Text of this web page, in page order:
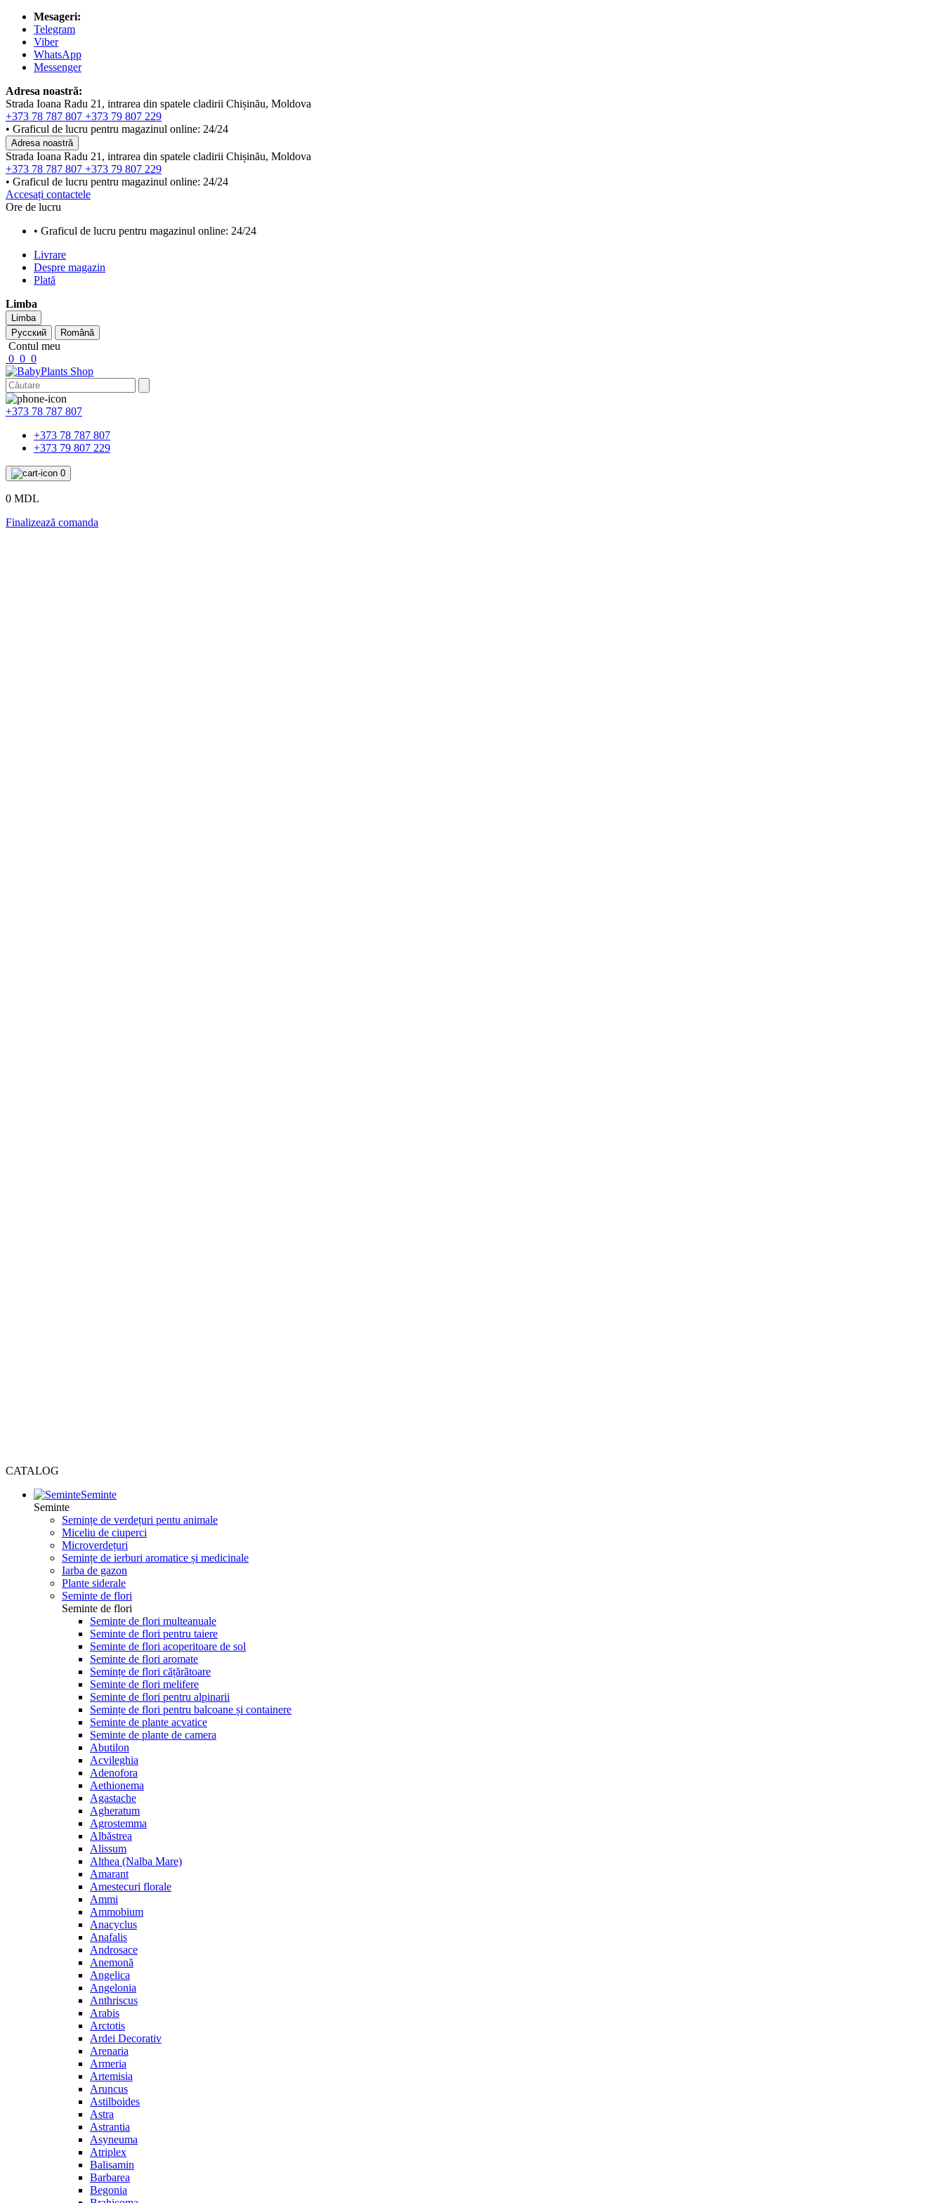
Mesageri:
Telegram
Viber
WhatsApp
Messenger
Adresa noastră:
Strada Ioana Radu 21, intrarea din spatele cladirii Chișinău, Moldova
+373 78 787 807 +373 79 807 229
• Graficul de lucru pentru magazinul online: 24/24
Adresa noastră
Strada Ioana Radu 21, intrarea din spatele cladirii Chișinău, Moldova
+373 78 787 807 +373 79 807 229
• Graficul de lucru pentru magazinul online: 24/24
Accesați contactele
Ore de lucru
• Graficul de lucru pentru magazinul online: 24/24
Livrare
Despre magazin
Plată
Limba
Limba
Русский
Română
Contul meu
0 0 0
+373 78 787 807
+373 78 787 807
+373 79 807 229
0
0 MDL
Finalizează comanda
CATALOG
Seminte
Seminte
Semințe de verdețuri pentu animale
Miceliu de ciuperci
Microverdețuri
Semințe de ierburi aromatice și medicinale
Iarba de gazon
Plante siderale
Seminte de flori
Seminte de flori
Seminte de flori multeanuale
Seminte de flori pentru taiere
Seminte de flori acoperitoare de sol
Seminte de flori aromate
Semințe de flori cățărătoare
Seminte de flori melifere
Seminte de flori pentru alpinarii
Semințe de flori pentru balcoane și containere
Seminte de plante acvatice
Seminte de plante de camera
Abutilon
Acvileghia
Adenofora
Aethionema
Agastache
Agheratum
Agrostemma
Albăstrea
Alissum
Althea (Nalba Mare)
Amarant
Amestecuri florale
Ammi
Ammobium
Anacyclus
Anafalis
Androsace
Anemonă
Angelica
Angelonia
Anthriscus
Arabis
Arctotis
Ardei Decorativ
Arenaria
Armeria
Artemisia
Aruncus
Astilboides
Astra
Astrantia
Asyneuma
Atriplex
Balisamin
Barbarea
Begonia